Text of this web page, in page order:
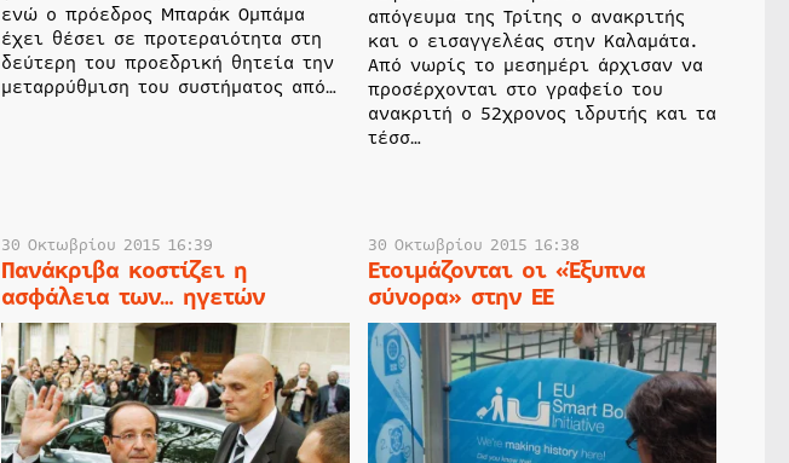
ενώ ο πρόεδρος Μπαράκ Ομπάμα
έχει θέσει σε προτεραιότητα στη
δεύτερη του προεδρική θητεία την
μεταρρύθμιση του συστήματος από…
απόγευμα της Τρίτης ο ανακριτής
και ο εισαγγελέας στην Καλαμάτα.
Από νωρίς το μεσημέρι άρχισαν να
προσέρχονται στο γραφείο του
ανακριτή ο 52χρονος ιδρυτής και τα
τέσσ…
30 Οκτωβρίου 2015 16:39
Πανάκριβα κοστίζει η
ασφάλεια των… ηγετών
30 Οκτωβρίου 2015 16:38
Ετοιμάζονται οι «Έξυπνα
σύνορα» στην ΕΕ